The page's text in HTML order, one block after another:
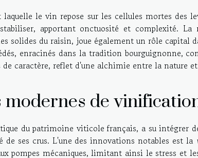
laquelle le vin repose sur les cellules mortes des
apportant onctuosité et complexité. La
solides du raisin, joue également un rôle capital
enracinés dans la tradition bourguignonne,
caractère, reflet d'une alchimie entre la nature
modernes de
du patrimoine viticole français, a su intégrer
de ses crus. L'une des innovations notables est la
pompes mécaniques, limitant ainsi le stress et